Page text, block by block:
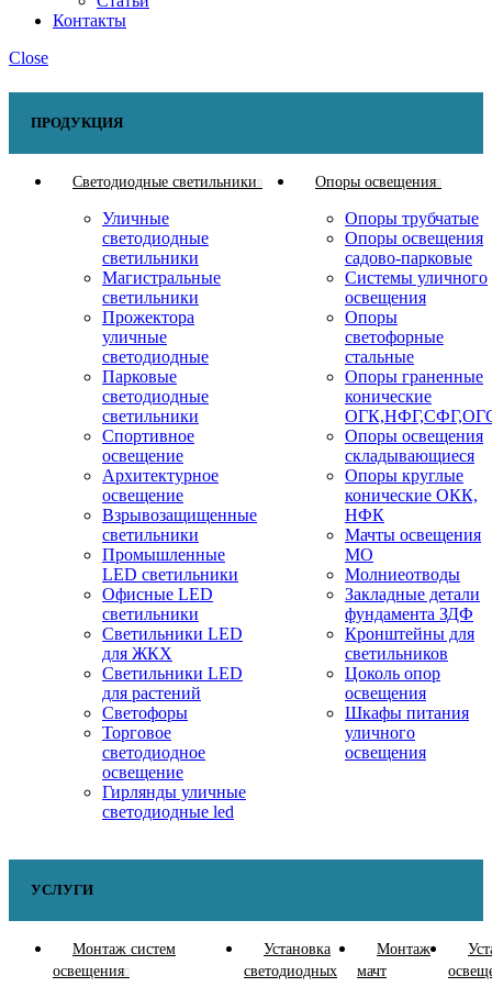
Контакты
Close
ПРОДУКЦИЯ
Светодиодные светильники
Уличные
светодиодные
светильники
Магистральные
светильники
Прожектора
уличные
светодиодные
Парковые
светодиодные
светильники
Спортивное
освещение
Архитектурное
освещение
Взрывозащищенные
светильники
Промышленные
LED светильники
Офисные LED
светильники
Cветильники LED
для ЖКХ
Светильники LED
для растений
Светофоры
Торговое
светодиодное
освещение
Гирлянды уличные
светодиодные led
Опоры освещения
Опоры трубчатые
Опоры освещения
садово-парковые
Системы уличного
освещения
Опоры
светофорные
стальные
Опоры граненные
конические
Опоры освещения
складывающиеся
Опоры круглые
конические ОКК,
НФК
Мачты освещения
МО
Молниеотводы
Закладные детали
фундамента ЗДФ
Кронштейны для
светильников
Цоколь опор
освещения
Шкафы питания
уличного
освещения
УСЛУГИ
Монтаж систем
освещения
Установка
светодиодных
Монтаж
мачт